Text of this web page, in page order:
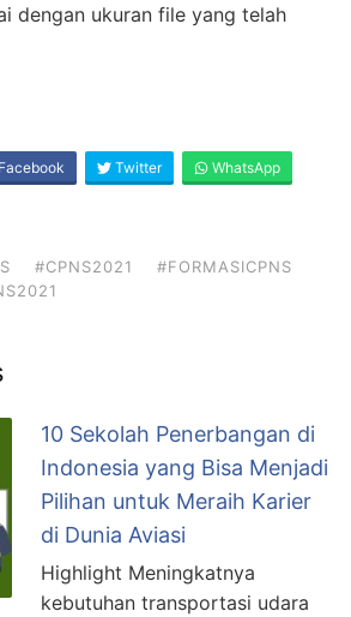
dengan ukuran file yang telah
Facebook Twitter WhatsApp
#CPNS2021
#FORMASICPNS
10 Sekolah Penerbangan di
Indonesia yang Bisa Menjadi
Pilihan untuk Meraih Karier
di Dunia Aviasi
Highlight Meningkatnya
kebutuhan transportasi udara